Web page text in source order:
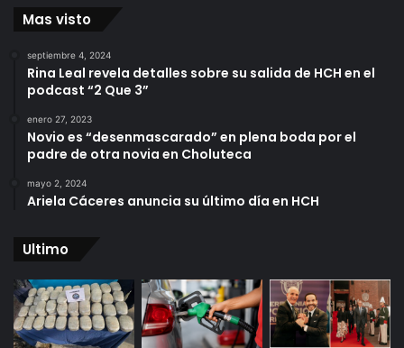
Mas visto
septiembre 4, 2024
Rina Leal revela detalles sobre su salida de HCH en el
podcast “2 Que 3”
enero 27, 2023
Novio es “desenmascarado” en plena boda por el
padre de otra novia en Choluteca
mayo 2, 2024
Ariela Cáceres anuncia su último día en HCH
Ultimo